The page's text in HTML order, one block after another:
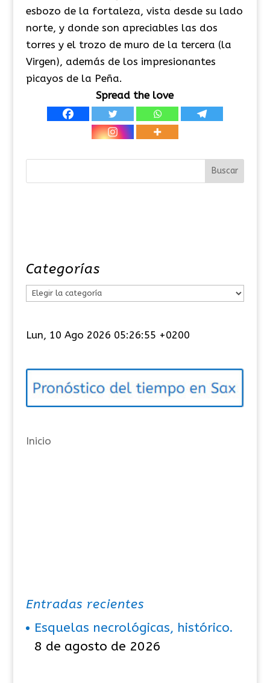
esbozo de la fortaleza, vista desde su lado
norte, y donde son apreciables las dos
torres y el trozo de muro de la tercera (la
Virgen), además de los impresionantes
picayos de la Peña.
Spread the love
Categorías
e
o
í
s
Lun, 10 Ago 2026 05:26:55 +0200
Inicio
Entradas recientes
Esquelas necrológicas, histórico.
8 de agosto de 2026